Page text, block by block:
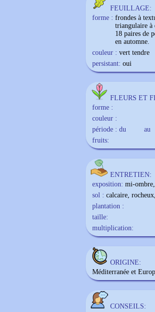
FEUILLAGE:
forme : frondes à
triangulaire à
18 paires de
en automne.
couleur : vert tendre
persistant: oui
FLEURS ET
forme :
couleur :
période : du
au
fruits:
ENTRETIEN:
exposition: mi-
sol : calcaire,
plantation :
taille:
multiplication:
ORIGINE:
Méditerranée et
CONSEILS: